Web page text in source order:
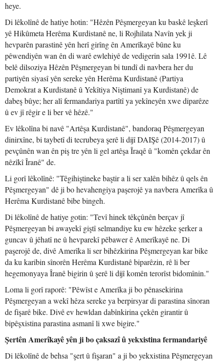
heye.
Di lêkolînê de hatiye hotin: "Hêzên Pêşmergeyan ku baskê leşkerî
yê Hikûmeta Herêma Kurdistanê ne, li Rojhilata Navîn yek ji
hevparên parastinê yên herî girîng ên Amerîkayê bûne ku
pêwendiyên wan ên di warê ewlehiyê de vedigerin sala 1991ê. Lê
belê dilsoziya Hêzên Pêşmergeyan bi tundî di navbera her du
partiyên siyasî yên sereke yên Herêma Kurdistanê (Partiya
Demokrat a Kurdistanê û Yekîtiya Niştimanî ya Kurdistanê) de
dabeş bûye; her alî fermandariya partîtî ya yekîneyên xwe diparêze
û ev jî rêgir e li ber vê hêzê."
Ev lêkolîna bi navê "Artêşa Kurdistanê", bandoraq Pêşmergeyan
dinirxîne, bi taybetî di tecrubeya şerê li dijî DAIŞê (2014-2017) û
pevçûnên wan ên piş tre yên li gel artêşa Îraqê û "komên çekdar ên
nêzîkî Îranê" de.
Li gorî lêkolînê: "Têgihiştineke baştir a li ser xalên bihêz û qels ên
Pêşmergeyan" dê ji bo hevahengiya paşerojê ya navbera Amerîka û
Herêma Kurdistanê bibe bingeh.
Di lêkolînê de hatiye gotin: "Tevî hinek têkçûnên berçav jî
Pêşmergeyan bi awayekî giştî selmandiye ku ew hêzeke şerker a
guncav û jêhatî ne û hevparekî pêbawer ê Amerîkayê ne. Di
paşerojê de, divê Amerîka li ser bihêzkirina Pêşmergeyan kar bike
da ku karibin sînorên Herêma Kurdistanê biparêzin, rê li ber
hegemonyaya Îranê bigirin û şerê li dijî komên terorîst bidomînin."
Loma li gorî raporê: "Pêwîst e Amerîka ji bo pênasekirina
Pêşmergeyan a wekî hêza sereke ya berpirsyar di parastina sînoran
de fişarê bike. Divê ev hewldan dabînkirina çekên girantir û
bipêşxistina parastina asmanî li xwe bigire."
Şertên Amerîkayê yên ji bo çaksazî û yekxistina fermandariyê
Di lêkolînê de behsa "şert û fişaran" a ji bo yekxistina Pêşmergeyan